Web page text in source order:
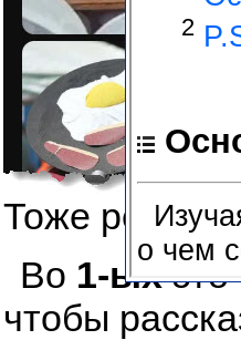
Тоже
Во 1-ыхэто
чтобы